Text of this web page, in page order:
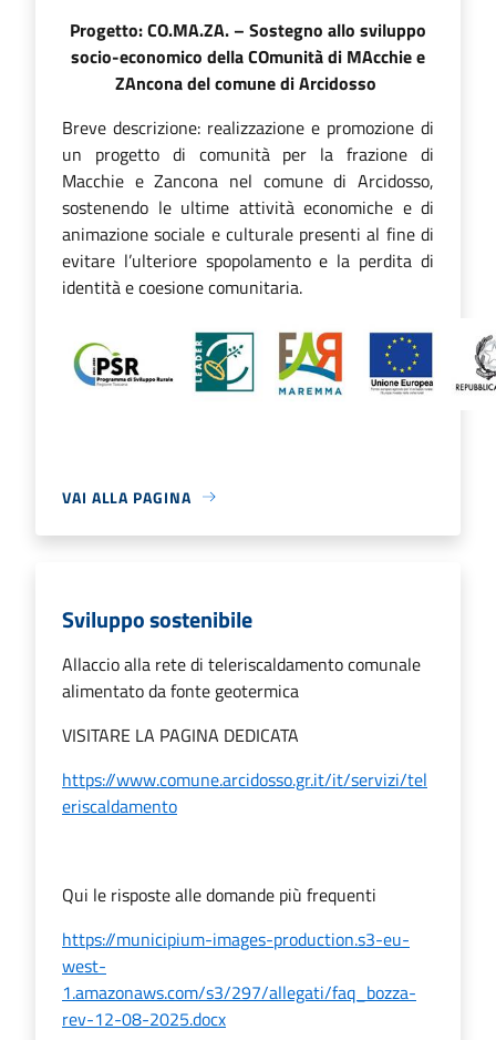
Progetto: CO.MA.ZA. – Sostegno allo sviluppo
socio-economico della COmunità di MAcchie e
ZAncona del comune di Arcidosso
Breve descrizione: realizzazione e promozione di
un progetto di comunità per la frazione di
Macchie e Zancona nel comune di Arcidosso,
sostenendo le ultime attività economiche e di
animazione sociale e culturale presenti al fine di
evitare l’ulteriore spopolamento e la perdita di
identità e coesione comunitaria.
VAI ALLA PAGINA
Sviluppo sostenibile
Allaccio alla rete di teleriscaldamento comunale
alimentato da fonte geotermica
VISITARE LA PAGINA DEDICATA
https://www.comune.arcidosso.gr.it/it/servizi/tel
eriscaldamento
Qui le risposte alle domande più frequenti
https://municipium-images-production.s3-eu-
west-
1.amazonaws.com/s3/297/allegati/faq_bozza-
rev-12-08-2025.docx